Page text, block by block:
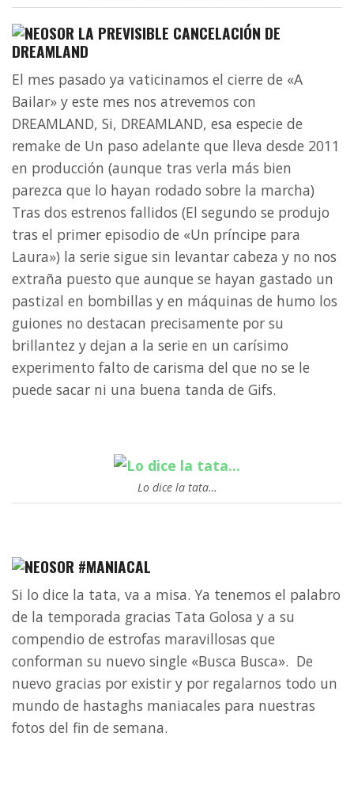
LA PREVISIBLE CANCELACIÓN DE
DREAMLAND
El mes pasado ya vaticinamos el cierre de «A
Bailar» y este mes nos atrevemos con
DREAMLAND, Si, DREAMLAND, esa especie de
remake de Un paso adelante que lleva desde 2011
en producción (aunque tras verla más bien
parezca que lo hayan rodado sobre la marcha)
Tras dos estrenos fallidos (El segundo se produjo
tras el primer episodio de «Un príncipe para
Laura») la serie sigue sin levantar cabeza y no nos
extraña puesto que aunque se hayan gastado un
pastizal en bombillas y en máquinas de humo los
guiones no destacan precisamente por su
brillantez y dejan a la serie en un carísimo
experimento falto de carisma del que no se le
puede sacar ni una buena tanda de Gifs.
Lo dice la tata…
#MANIACAL
Si lo dice la tata, va a misa. Ya tenemos el palabro
de la temporada gracias Tata Golosa y a su
compendio de estrofas maravillosas que
conforman su nuevo single «Busca Busca». De
nuevo gracias por existir y por regalarnos todo un
mundo de hastaghs maniacales para nuestras
fotos del fin de semana.